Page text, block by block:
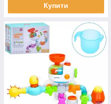
Купити